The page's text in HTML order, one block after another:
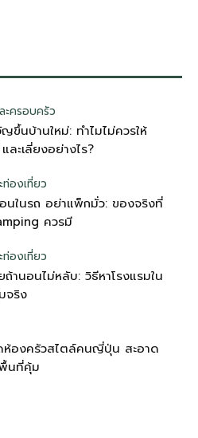
ะครอบครัว
ขึ้นบ้านใหม่: ทำไมไม่ควรให้
ละเลี่ยงอย่างไร?
ท่องเที่ยว
นในรถ อย่าแพ็กมั่ว: ของจริงที่
ควรมี
ท่องเที่ยว
านอนไม่หลับ: วิธีหาโรงแรมใน
จริง
ห้องครัวสไตล์คนญี่ปุ่น สะอาด
นที่คุ้ม